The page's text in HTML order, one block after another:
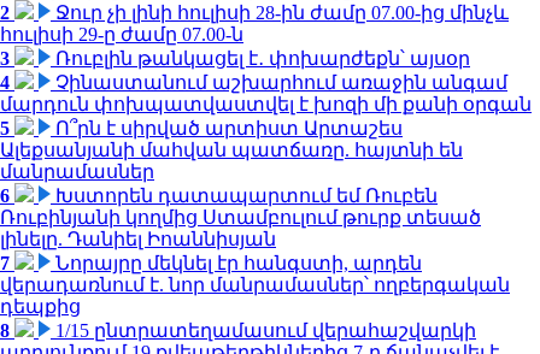
2
Ջուր չի լինի հուլիսի 28-ին ժամը 07.00-ից մինչև
հուլիսի 29-ը ժամը 07.00-ն
3
Ռուբլին թանկացել է․ փոխարժեքն՝ այսօր
4
Չինաստանում աշխարհում առաջին անգամ
մարդուն փոխպատվաստվել է խոզի մի քանի օրգան
5
Ո՞րն է սիրված արտիստ Արտաշես
Ալեքսանյանի մահվան պատճառը. հայտնի են
մանրամասներ
6
Խստորեն դատապարտում եմ Ռուբեն
Ռուբինյանի կողմից Ստամբուլում թուրք տեսած
լինելը. Դանիել Իոաննիսյան
7
Նորայրը մեկնել էր հանգստի, արդեն
վերադառնում է. նոր մանրամասներ՝ ողբերգական
դեպքից
8
1/15 ընտրատեղամասում վերահաշվարկի